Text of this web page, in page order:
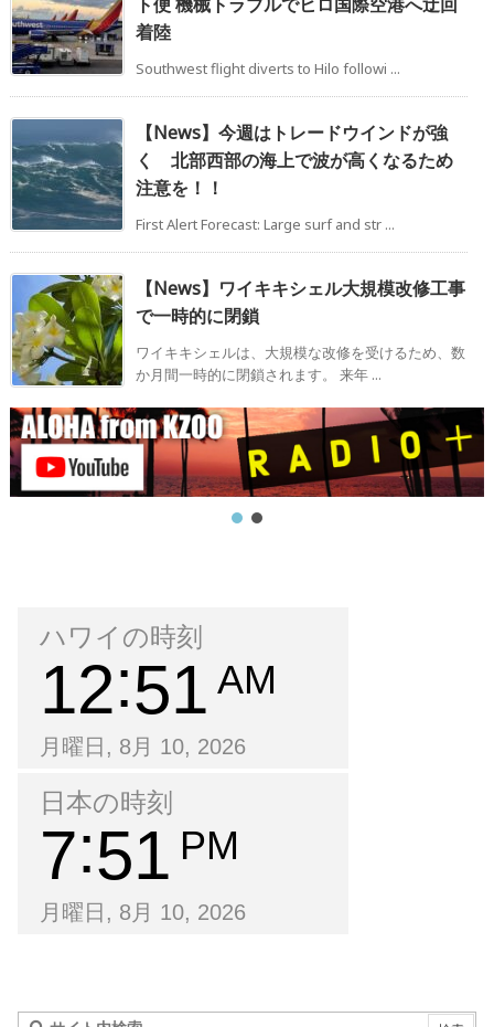
着陸
Southwest flight diverts to Hilo followi ...
【News】今週はトレードウインドが強
く 北部西部の海上で波が高くなるため
注意を！！
First Alert Forecast: Large surf and str ...
【News】ワイキキシェル大規模改修工事
で一時的に閉鎖
ワイキキシェルは、大規模な改修を受けるため、数
か月間一時的に閉鎖されます。 来年 ...
ハワイの時刻
12 51 AM
月曜日, 8月 10, 2026
日本の時刻
7 51 PM
月曜日, 8月 10, 2026